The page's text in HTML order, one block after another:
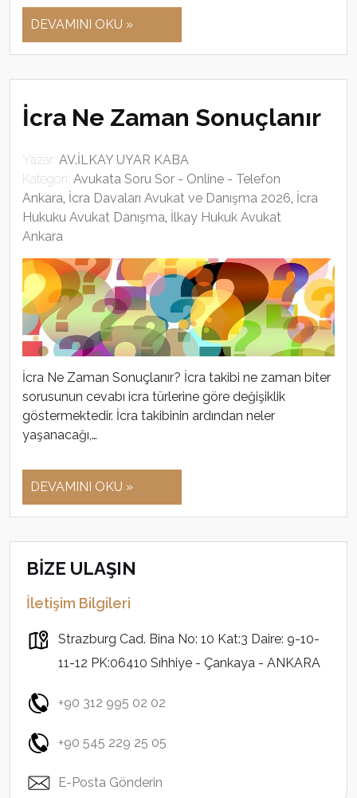
DEVAMINI OKU »
İcra Ne Zaman Sonuçlanır
Yazar: AV.İLKAY UYAR KABA
Kategori: Avukata Soru Sor - Online - Telefon
Ankara İcra Davaları Avukat ve Danışma 2026 İcra
Hukuku Avukat Danışma İlkay Hukuk Avukat
Ankara
İcra Ne Zaman Sonuçlanır? İcra takibi ne zaman biter
sorusunun cevabı icra türlerine göre değişiklik
göstermektedir. İcra takibinin ardından neler
yaşanacağı,…
DEVAMINI OKU »
BİZE ULAŞIN
İletişim Bilgileri
Strazburg Cad. Bina No: 10 Kat:3 Daire: 9-10-
11-12 PK:06410 Sıhhiye - Çankaya - ANKARA
+90 312 995 02 02
+90 545 229 25 05
E-Posta Gönderin